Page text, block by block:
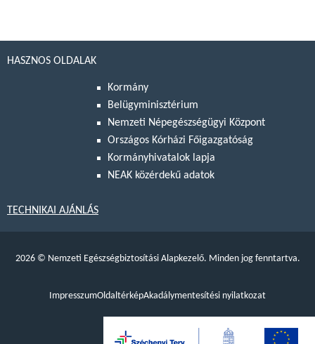
HASZNOS OLDALAK
Kormány
Belügyminisztérium
Nemzeti Népegészségügyi Központ
Országos Kórházi Főigazgatóság
Kormányhivatalok lapja
NEAK közérdekű adatok
TECHNIKAI AJÁNLÁS
2026 © Nemzeti Egészségbiztosítási Alapkezelő. Minden jog fenntartva.
ImpresszumOldaltérképAkadálymentesítési nyilatkozat